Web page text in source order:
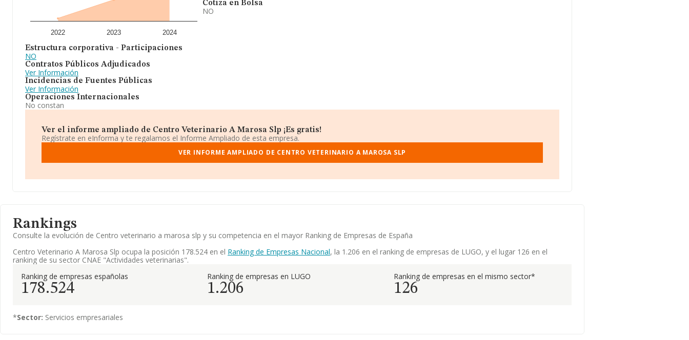
2022 2023 2024
Estructura corporativa - Participaciones
NO
Contratos Públicos Adjudicados
Ver Información
Incidencias de Fuentes Públicas
Ver Información
Operaciones Internacionales
No constan
Cotiza en Bolsa
NO
Ver el informe ampliado de Centro Veterinario A Marosa Slp ¡Es gratis!
Regístrate en eInforma y te regalamos el Informe Ampliado de esta empresa.
VER INFORME AMPLIADO DE CENTRO VETERINARIO A MAROSA SLP
Rankings
Consulte la evolución de Centro veterinario a marosa slp y su competencia en el mayor Ranking de Empresas de España
Centro Veterinario A Marosa Slp ocupa la posición 178.524 en el Ranking de Empresas Nacional, la 1.206 en el ranking de empresas de LUGO, y el lugar 126 en el
ranking de su sector CNAE "Actividades veterinarias".
Ranking de empresas españolas
178.524
Ranking de empresas en LUGO
1.206
Ranking de empresas en el mismo sector*
126
*Sector: Servicios empresariales